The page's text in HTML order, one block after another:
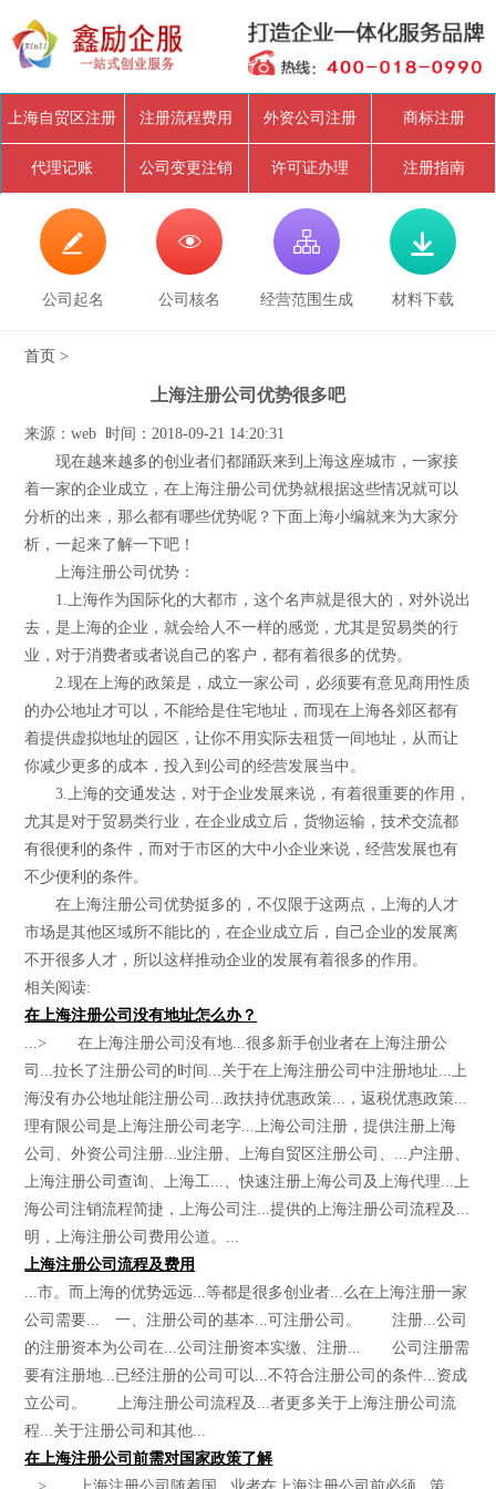
上海自贸区注册 注册流程费用 外资公司注册 商标注册
代理记账 公司变更注销 许可证办理 注册指南

公司起名

公司核名

经营范围生成

材料下载
首页 >
上海注册公司优势很多吧
来源：web 时间：2018-09-21 14:20:31
现在越来越多的创业者们都踊跃来到上海这座城市，一家接
着一家的企业成立，在上海注册公司优势就根据这些情况就可以
分析的出来，那么都有哪些优势呢？下面上海小编就来为大家分
析，一起来了解一下吧！
上海注册公司优势：
1.上海作为国际化的大都市，这个名声就是很大的，对外说出
去，是上海的企业，就会给人不一样的感觉，尤其是贸易类的行
业，对于消费者或者说自己的客户，都有着很多的优势。
2.现在上海的政策是，成立一家公司，必须要有意见商用性质
的办公地址才可以，不能给是住宅地址，而现在上海各郊区都有
着提供虚拟地址的园区，让你不用实际去租赁一间地址，从而让
你减少更多的成本，投入到公司的经营发展当中。
3.上海的交通发达，对于企业发展来说，有着很重要的作用，
尤其是对于贸易类行业，在企业成立后，货物运输，技术交流都
有很便利的条件，而对于市区的大中小企业来说，经营发展也有
不少便利的条件。
在上海注册公司优势挺多的，不仅限于这两点，上海的人才
市场是其他区域所不能比的，在企业成立后，自己企业的发展离
不开很多人才，所以这样推动企业的发展有着很多的作用。
相关阅读:
在上海注册公司没有地址怎么办？
...> 在上海注册公司没有地...很多新手创业者在上海注册公
司...拉长了注册公司的时间...关于在上海注册公司中注册地址...上
海没有办公地址能注册公司...政扶持优惠政策...，返税优惠政策...
理有限公司是上海注册公司老字...上海公司注册，提供注册上海
公司、外资公司注册...业注册、上海自贸区注册公司、...户注册、
上海注册公司查询、上海工...、快速注册上海公司及上海代理...上
海公司注销流程简捷，上海公司注...提供的上海注册公司流程及...
明，上海注册公司费用公道。...
上海注册公司流程及费用
...市。而上海的优势远远...等都是很多创业者...么在上海注册一家
公司需要... 一、注册公司的基本...可注册公司。 注册...公司
的注册资本为公司在...公司注册资本实缴、注册... 公司注册需
要有注册地...已经注册的公司可以...不符合注册公司的条件...资成
立公司。 上海注册公司流程及...者更多关于上海注册公司流
程...关于注册公司和其他...
在上海注册公司前需对国家政策了解